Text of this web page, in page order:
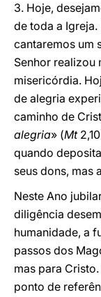
3. Hoje,
de toda a
cantaremos um
Senhor realizou
misericórdia.
de alegria
caminho de
alegria» (Mt
quando
seus dons, mas
Neste Ano
diligência
humanidade, a
passos dos
mas para
ponto de